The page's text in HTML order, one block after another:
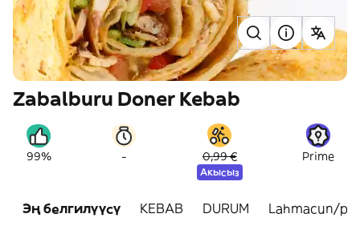
Zabalburu Doner Kebab
99% - 0,99 €
Акысыз
Prime
Эң белгилүүсү KEBAB DURUM Lahmacun/